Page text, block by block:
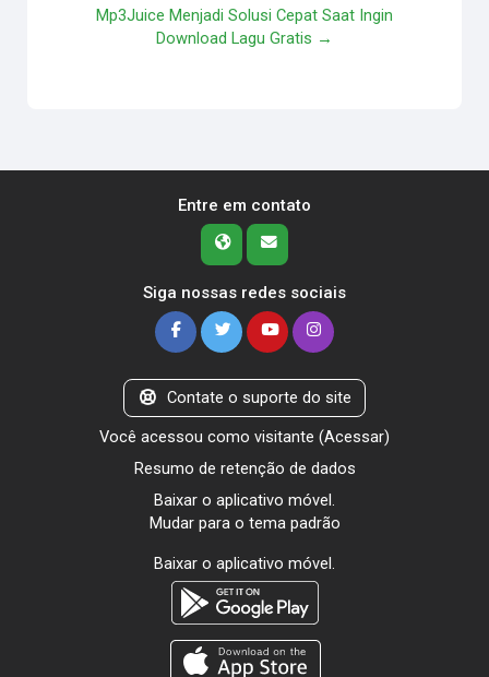
Mp3Juice Menjadi Solusi Cepat Saat Ingin
Download Lagu Gratis →
Entre em contato
Siga nossas redes sociais
Contate o suporte do site
Você acessou como visitante (Acessar)
Resumo de retenção de dados
Baixar o aplicativo móvel.
Mudar para o tema padrão
Baixar o aplicativo móvel.